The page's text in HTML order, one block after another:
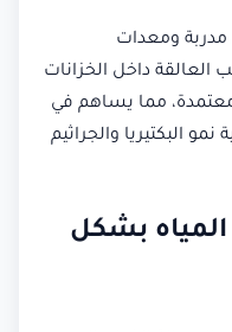
ومعدات
داخل الخزانات
مما يساهم في
البكتيريا والجراثيم
بشكل